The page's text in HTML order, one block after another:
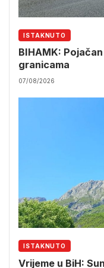
ISTAKNUTO
BIHAMK:
granicama
07/08/2026
ISTAKNUTO
Vrijeme u BiH: